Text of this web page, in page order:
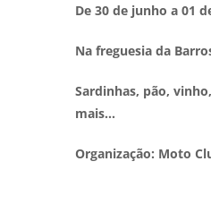
De 30 de junho a 01
Na freguesia da
Sardinhas, pão,
mais…
Organização: Moto